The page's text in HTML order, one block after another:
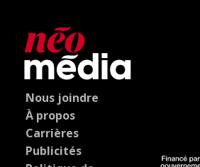
Nous joindre
À propos
Carrières
Publicités